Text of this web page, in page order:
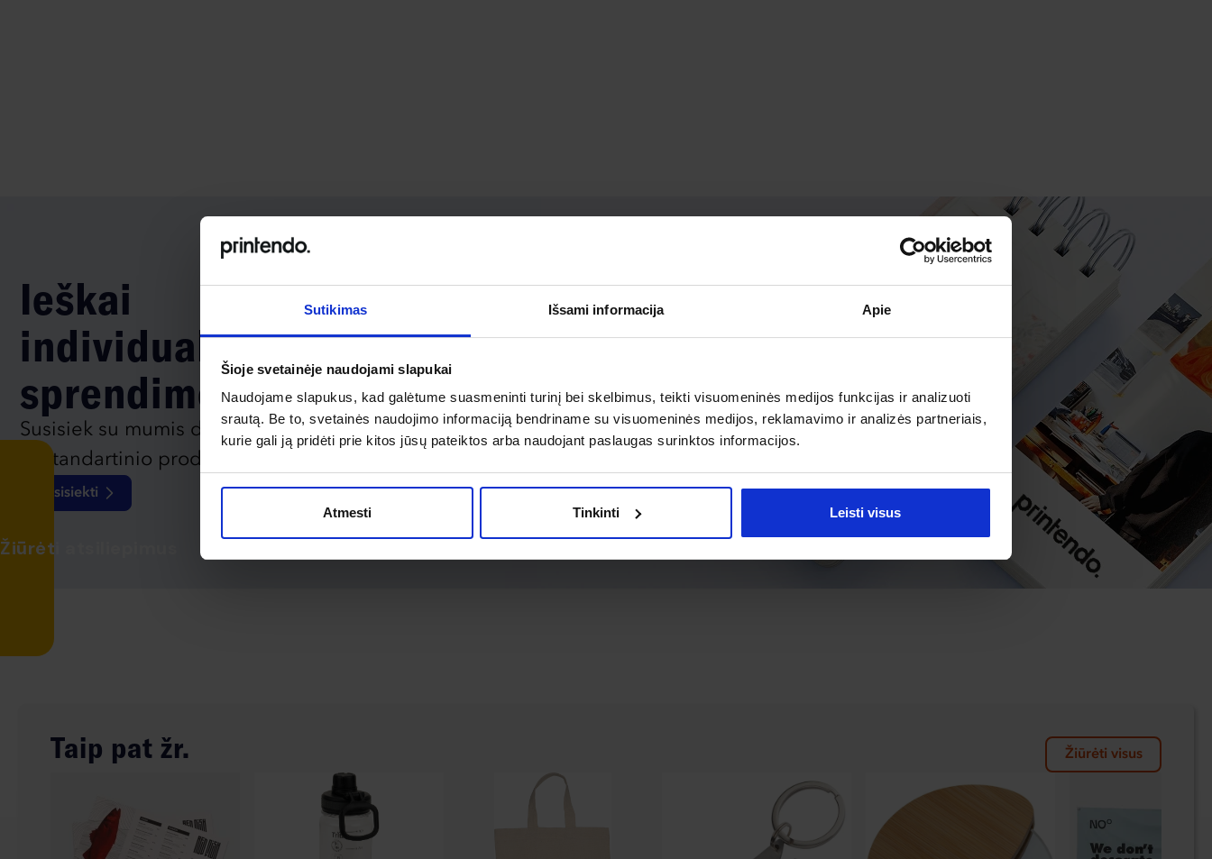
Sutikimas Išsami informacija Apie
Šioje svetainėje naudojami slapukai
Naudojame slapukus, kad galėtume suasmeninti turinį bei skelbimus, teikti visuomeninės medijos funkcijas ir analizuoti
srautą. Be to, svetainės naudojimo informaciją bendriname su visuomeninės medijos, reklamavimo ir analizės partneriais,
kurie gali ją pridėti prie kitos jūsų pateiktos arba naudojant paslaugas surinktos informacijos.
Atmesti Tinkinti Leisti visus
Žiūrėti atsiliepimus
Ieškai
individualaus
sprendimo?
Susisiek su mumis dėl
nestandartinio produkto aptarimo.
Susisiekti
Taip pat žr. Žiūrėti visus